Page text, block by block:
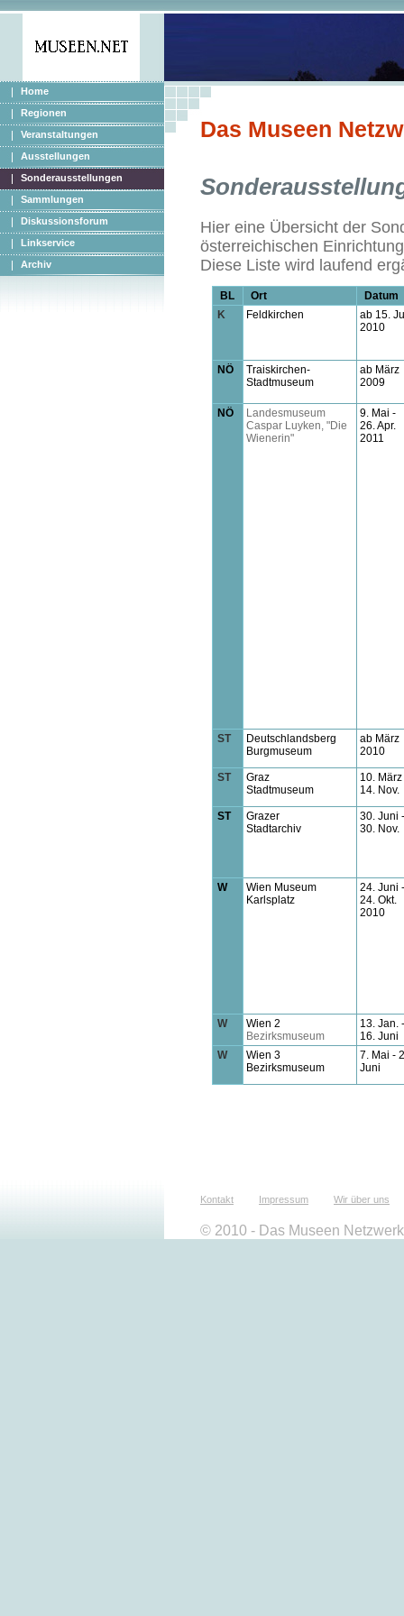
Home
Regionen
Veranstaltungen
Ausstellungen
Sonderausstellungen
Sammlungen
Diskussionsforum
Linkservice
Archiv
Das Museen
Hier eine Übersicht der
österreichischen
Diese Liste wird laufend
BL Ort
Datum
K
Feldkirchen
ab 15.
2010
NÖ
Traiskirchen-
Stadtmuseum
ab März
2009
NÖ
Landesmuseum
Caspar Luyken, "Die
Wienerin"
9. Mai -
26. Apr.
2011
ST
Deutschlandsberg
Burgmuseum
ab März
2010
ST
Graz
Stadtmuseum
10. März
14. Nov.
ST
Grazer
Stadtarchiv
30. Juni -
30. Nov.
W
Wien Museum
Karlsplatz
24. Juni -
24. Okt.
2010
W Wien 2
Bezirksmuseum
13. Jan. -
16. Juni
W
Wien 3
Bezirksmuseum
7. Mai -
Juni
Kontakt Impressum Wir über uns
© 2010 - Das Museen Netzwerk